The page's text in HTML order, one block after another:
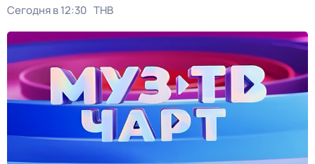
Сегодня в 12:30 ТНВ